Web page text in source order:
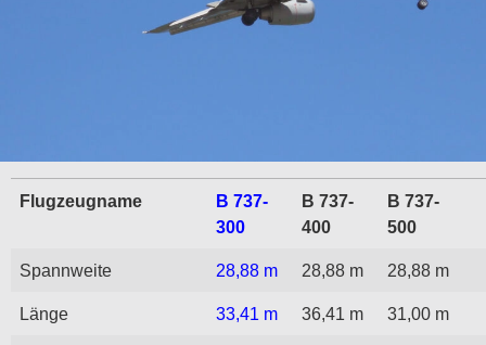
Flugzeugname
B 737-
300
B 737-
400
B 737-
500
Spannweite 28,88 m 28,88 m 28,88 m
Länge 33,41 m 36,41 m 31,00 m